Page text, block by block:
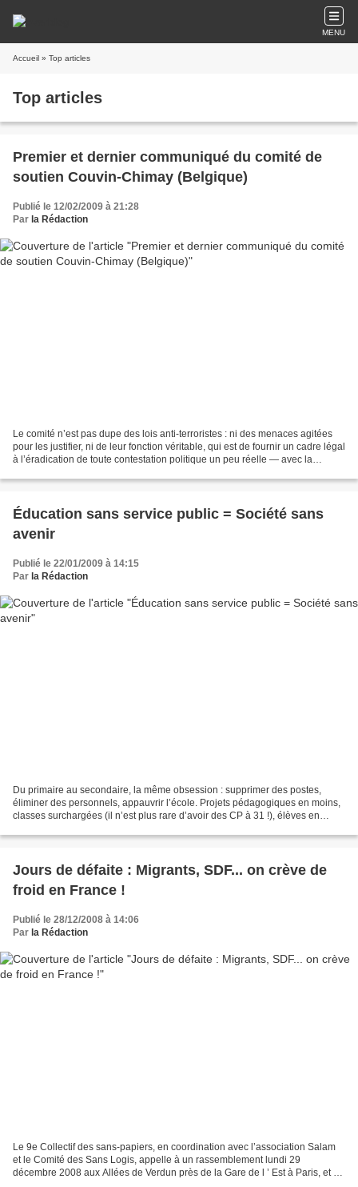
MENU
Accueil » Top articles
Top articles
Premier et dernier communiqué du comité de
soutien Couvin-Chimay (Belgique)
Publié le 12/02/2009 à 21:28
Par la Rédaction
Le comité n’est pas dupe des lois anti-terroristes : ni des menaces agitées
pour les justifier, ni de leur fonction véritable, qui est de fournir un cadre légal
à l’éradication de toute contestation politique un peu réelle — avec la
Éducation sans service public = Société sans
avenir
Publié le 22/01/2009 à 14:15
Par la Rédaction
Du primaire au secondaire, la même obsession : supprimer des postes,
éliminer des personnels, appauvrir l’école. Projets pédagogiques en moins,
classes surchargées (il n’est plus rare d’avoir des CP à 31 !), élèves en
Jours de défaite : Migrants, SDF... on crève de
froid en France !
Publié le 28/12/2008 à 14:06
Par la Rédaction
Le 9e Collectif des sans-papiers, en coordination avec l’association Salam
et le Comité des Sans Logis, appelle à un rassemblement lundi 29
décembre 2008 aux Allées de Verdun près de la Gare de l ’ Est à Paris, et au